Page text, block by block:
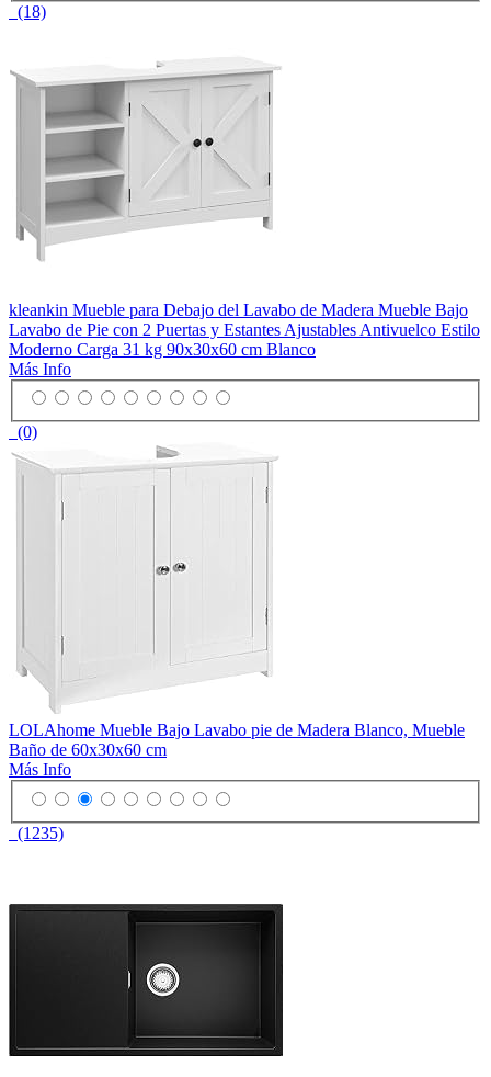
(18)
kleankin Mueble para Debajo del Lavabo de Madera Mueble Bajo
Lavabo de Pie con 2 Puertas y Estantes Ajustables Antivuelco Estilo
Moderno Carga 31 kg 90x30x60 cm Blanco
Más Info
(0)
LOLAhome Mueble Bajo Lavabo pie de Madera Blanco, Mueble
Baño de 60x30x60 cm
Más Info
(1235)